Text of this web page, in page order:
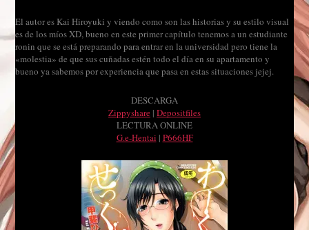
El autor es Kai Hiroyuki y viendo como son las historias y su estilo visual
es de los míos XD, bueno en este primer capítulo tenemos a un estudiante
ronin que se está preparando para entrar en la universidad pero tiene la
«molestia» de que sus cuñadas estén todo el día en su apartamento y
bueno ya sabemos por experiencia que pasa en estas situaciones jejej.
DESCARGA
Zippyshare | Depositfiles
LECTURA ONLINE
G.e-Hentai | P666HF